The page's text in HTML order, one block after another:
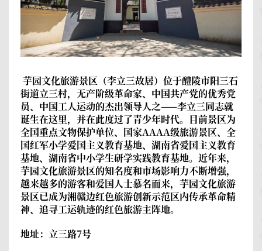
芋园文化旅游景区（李立三故居） 位于醴陵市阳三石
街道立三村，无产阶级革命家、中国共产党的优秀党
员、中国工人运动的杰出领导人之——李立三同志就
诞生在这里，并在此度过了青少年时代。目前景区为
全国重点文物保护单位、国家AAAA级旅游景区、全
国红军小学爱国主义教育基地、湖南省爱国主义教育
基地、湖南省中小学生研学实践教育基地。近年来，
芋园文化旅游景区的知名度和市场影响力不断增强，
越来越多的游客和爱国人士慕名而来，芋园文化旅游
景区已成为湘赣边红色旅游创新示范区内传承革命精
神、追寻工运轨迹的红色旅游主阵地。
地址：立三路7号